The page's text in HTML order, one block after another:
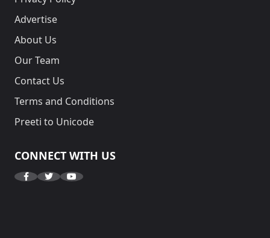
Advertise
About Us
Our Team
Contact Us
Terms and Conditions
Preeti to Unicode
CONNECT WITH US